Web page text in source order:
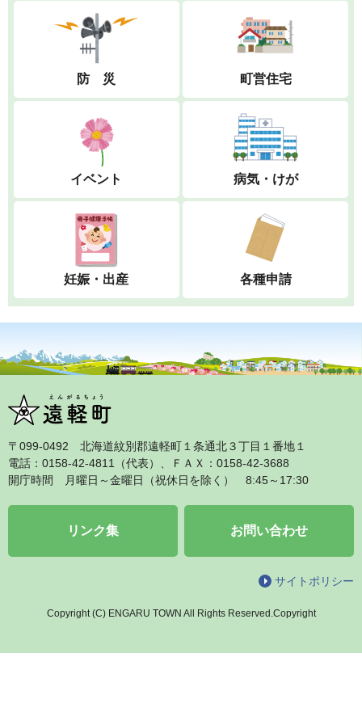
防 災 町営住宅
イベント 病気・けが
妊娠・出産 各種申請
〒099‐0492 北海道紋別郡遠軽町１条通北３丁目１番地１
電話：0158‐42‐4811（代表）、ＦＡＸ：0158‐42‐3688
開庁時間 月曜日～金曜日（祝休日を除く） 8:45～17:30
リンク集 お問い合わせ
サイトポリシー
Copyright (C) ENGARU TOWN All Rights Reserved.Copyright